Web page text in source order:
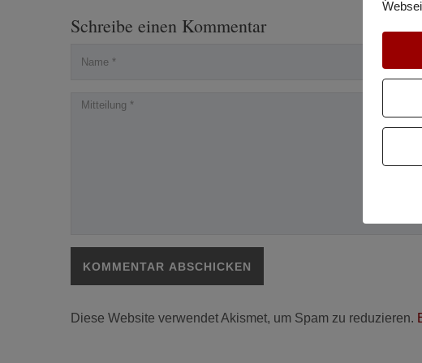
Schreibe einen Kommentar
Diese Website verwendet Akismet, um Spam zu reduzieren.